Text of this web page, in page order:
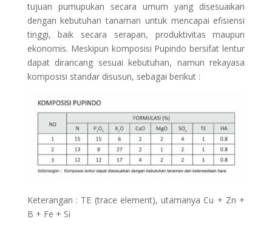
tujuan pumupukan secara umum yang disesuaikan
dengan kebutuhan tanaman untuk mencapai efisiensi
tinggi, baik secara serapan, produktivitas maupun
ekonomis. Meskipun komposisi Pupindo bersifat lentur
dapat dirancang sesuai kebutuhan, namun rekayasa
komposisi standar disusun, sebagai berikut :
Keterangan : TE (trace element), utamanya Cu + Zn +
B + Fe + Si